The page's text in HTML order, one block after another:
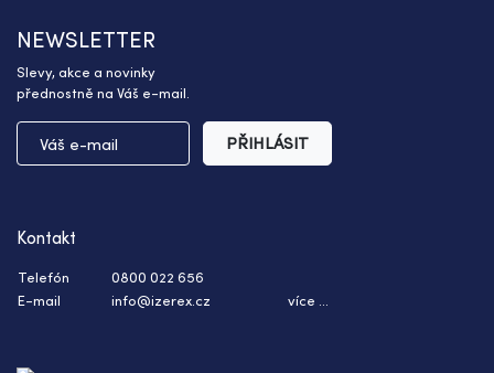
NEWSLETTER
Slevy, akce a novinky
přednostně na Váš e-mail.
PŘIHLÁSIT
Kontakt
Telefón
0800 022 656
E-mail
info@izerex.cz více ...